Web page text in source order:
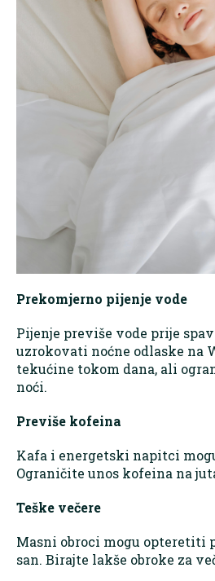
Prekomjerno pijenje vode
Pijenje previše vode prije
uzrokovati noćne odlaske na
tekućine tokom dana, ali
noći.
Previše kofeina
Kafa i energetski napitci
Ograničite unos kofeina na
Teške večere
Masni obroci mogu opteretiti
san. Birajte lakše obroke za